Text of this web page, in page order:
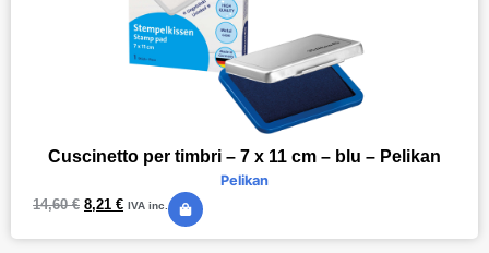
Cuscinetto per timbri – 7 x 11 cm – blu – Pelikan
Pelikan
14,60€ 8,21 € IVA inc.